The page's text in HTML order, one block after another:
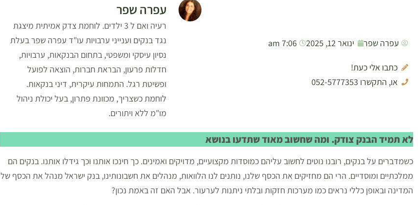
עפרה שפר ינואר 12, 2025 7:06 am
כתבו אלי כעת!
או, התקשרו 052-5777353
עפרה שפר
רעיה ואם ל 3 ילדים. לוחמת צדק אמיתית מיצגת
נגד בנקים וענייני ערבויות עו"ד עפרה שפר בעלת
נסיון עיסקי ומשפטי, בתחום הבנקאות, ערבויות,
חדלות פרעון, הבראת חברות, הוצאה לפועל
ופשיטת רגל. התמחות עיקרית, דיני בנקאות.
לוחמת כשצריך, מכוונת פתרון, בעל יכולת ניהול
מו"מ ללא ויתורים.
לא תמיד הבנק צודק. ומה שחשוב מאוד שתדעו בנושא
כשמדברים על בנקים, רובנו נוטים לחשוב עליהם כמוסדות מקצועיים, מדויקים ואמינים. כך חינכו אותנו וכך גידלו אותנו. בנקים הם
ממלכתיים ומוסדיים. הרי הם מחזיקים את הכסף שלנו, נותנים לנו הלוואות, מנהלים את חשבונותינו, בנק ישראל מנהל את הכסף של
המדינה ובאופן כללי נראים כמו מערכות חזקות ובלתי ניתנות לערעור. אבל האם זה באמת נכון?